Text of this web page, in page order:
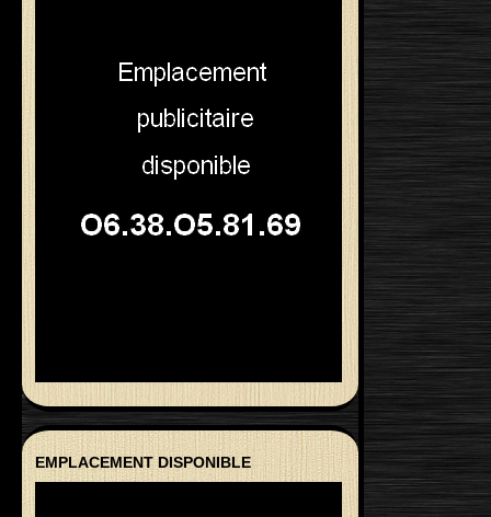
EMPLACEMENT DISPONIBLE